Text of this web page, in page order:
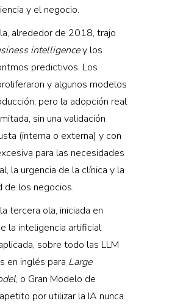
y el negocio.
alrededor de 2018, trajo
intelligencey los
predictivos. Los
y algunos modelos
pero la adopción real
sin una validación
(interna o externa) y con
para las necesidades
la urgencia de la clínica y la
de los negocios.
tercera ola, iniciada en
la inteligencia artificial
sobre todo las LLM
en inglés para Large
, o Gran Modelo de
por utilizar la IA nunca